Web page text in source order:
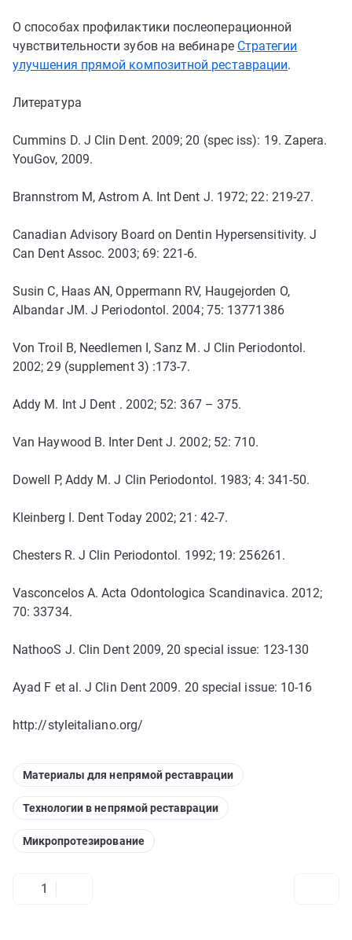
О способах профилактики послеоперационной
чувствительности зубов на вебинаре Стратегии
улучшения прямой композитной реставрации.
Литература
Cummins D. J Clin Dent. 2009; 20 (spec iss): 19. Zapera.
YouGov, 2009.
Brannstrom M, Astrom A. Int Dent J. 1972; 22: 219-27.
Canadian Advisory Board on Dentin Hypersensitivity. J
Can Dent Assoc. 2003; 69: 221-6.
Susin C, Haas AN, Oppermann RV, Haugejorden O,
Albandar JM. J Periodontol. 2004; 75: 13771386
Von Troil B, Needlemen I, Sanz M. J Clin Periodontol.
2002; 29 (supplement 3) :173-7.
Addy M. Int J Dent . 2002; 52: 367 – 375.
Van Haywood B. Inter Dent J. 2002; 52: 710.
Dowell P, Addy M. J Clin Periodontol. 1983; 4: 341-50.
Kleinberg I. Dent Today 2002; 21: 42-7.
Chesters R. J Clin Periodontol. 1992; 19: 256261.
Vasconcelos A. Acta Odontologica Scandinavica. 2012;
70: 33734.
NathooS J. Clin Dent 2009, 20 special issue: 123-130
Ayad F et al. J Clin Dent 2009. 20 special issue: 10-16
http://styleitaliano.org/
Материалы для непрямой реставрации
Технологии в непрямой реставрации
Микропротезирование
1